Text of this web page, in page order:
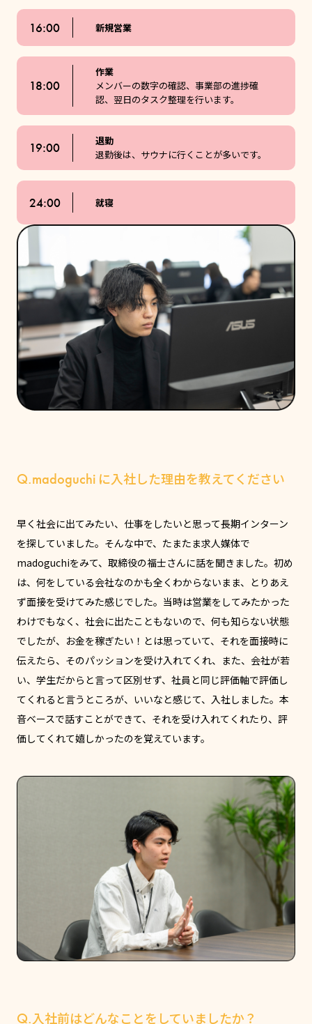
16:00 新規営業
18:00
作業
メンバーの数字の確認、事業部の進捗確
認、翌日のタスク整理を行います。
19:00
退勤
退勤後は、サウナに行くことが多いです。
24:00 就寝
Q.madoguchi に入社した理由を教えてください
早く社会に出てみたい、仕事をしたいと思って長期インターン
を探していました。そんな中で、たまたま求人媒体で
madoguchiをみて、取締役の福士さんに話を聞きました。初め
は、何をしている会社なのかも全くわからないまま、とりあえ
ず面接を受けてみた感じでした。当時は営業をしてみたかった
わけでもなく、社会に出たこともないので、何も知らない状態
でしたが、お金を稼ぎたい！とは思っていて、それを面接時に
伝えたら、そのパッションを受け入れてくれ、また、会社が若
い、学生だからと言って区別せず、社員と同じ評価軸で評価し
てくれると言うところが、いいなと感じて、入社しました。本
音ベースで話すことができて、それを受け入れてくれたり、評
価してくれて嬉しかったのを覚えています。
Q.入社前はどんなことをしていましたか？